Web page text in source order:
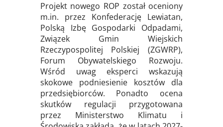
Projekt nowego ROP został oceniony
m.in. przez Konfederację Lewiatan,
Polską Izbę Gospodarki Odpadami,
Związek Gmin Wiejskich
Rzeczypospolitej Polskiej (ZGWRP),
Forum Obywatelskiego Rozwoju.
Wśród uwag eksperci wskazują
skokowe podniesienie kosztów dla
przedsiębiorców. Ponadto ocena
skutków regulacji przygotowana
przez Ministerstwo Klimatu i